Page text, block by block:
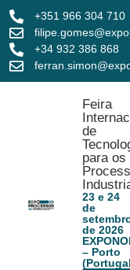
+351 966 304 710
+34 932 386 868
Feira
de
para os
23 e 24
de
de 2026
– Porto